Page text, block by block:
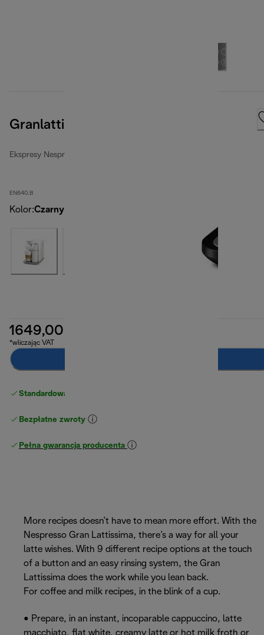
Granlattissima, Black
Ekspresy Nespresso
EN640.B
Kolor:Czarny Premium
1649,00 zł
*wliczając VAT
Standardowa bezpłatna dostawa
Bezpłatne zwroty
Pełna gwarancja producenta
More recipes doesn’t have to mean more effort. With the
Nespresso Gran Lattissima, there’s a way for all your
latte wishes. With 9 different recipe options at the touch
of a button and an easy rinsing system, the Gran
Lattissima does the work while you lean back.
For coffee and milk recipes, in the blink of a cup.
• Prepare, in an instant, incoparable cappuccino, latte
macchiato, flat white, creamy latte or hot milk froth or